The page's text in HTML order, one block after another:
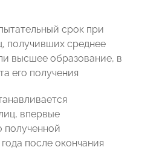
срок при
получивших среднее
высшее образование, в
его получения
впервые
полученной
после окончания